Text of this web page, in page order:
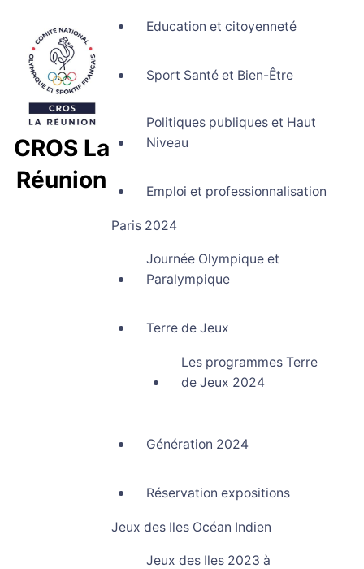
CROS La
Réunion
Education et citoyenneté
Sport Santé et Bien-Être
Politiques publiques et Haut
Niveau
Emploi et professionnalisation
Paris 2024
Journée Olympique et
Paralympique
Terre de Jeux
Les programmes Terre
de Jeux 2024
Génération 2024
Réservation expositions
Jeux des Iles Océan Indien
Jeux des Iles 2023 à